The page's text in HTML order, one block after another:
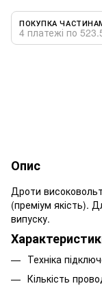
ПОКУПКА
4 платежі по
Опис
Дроти
(преміум якість).
випуску.
Техніка
Кількість